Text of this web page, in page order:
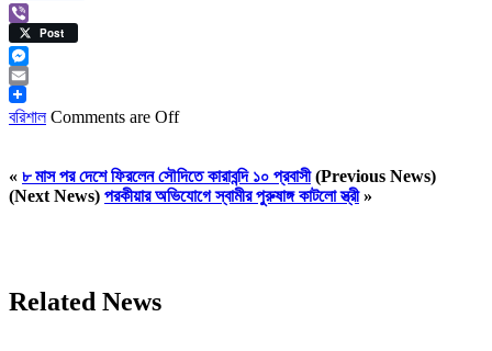
ViberPost
Messenger
Email
বরিশাল Comments are Off
« ৮ মাস পর দেশে ফিরলেন সৌদিতে কারাবন্দি ১০ প্রবাসী(Previous News)
(Next News) পরকীয়ার অভিযোগে স্বামীর পুরুষাঙ্গ কাটলো স্ত্রী»
Related News